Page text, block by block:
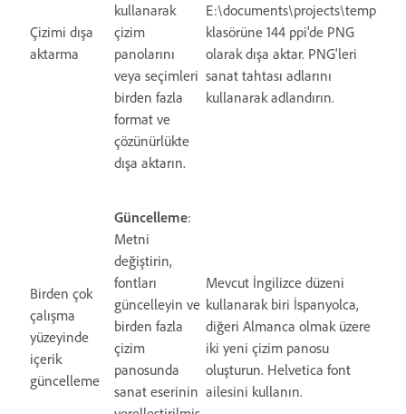
Çizimi dışa
aktarma
kullanarak
çizim
panolarını
veya seçimleri
birden fazla
format ve
çözünürlükte
dışa aktarın.
E:\documents\projects\temp
klasörüne 144 ppi'de PNG
olarak dışa aktar. PNG'leri
sanat tahtası adlarını
kullanarak adlandırın.
Birden çok
çalışma
yüzeyinde
içerik
güncelleme
Güncelleme:
Metni
değiştirin,
fontları
güncelleyin ve
birden fazla
çizim
panosunda
sanat eserinin
Mevcut İngilizce düzeni
kullanarak biri İspanyolca,
diğeri Almanca olmak üzere
iki yeni çizim panosu
oluşturun. Helvetica font
ailesini kullanın.